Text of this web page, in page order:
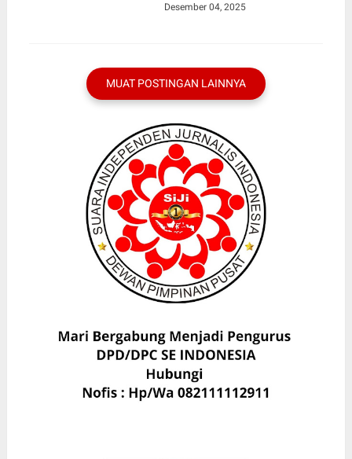
dan Jembatan Alternatif
Desember 04, 2025
MUAT POSTINGAN LAINNYA